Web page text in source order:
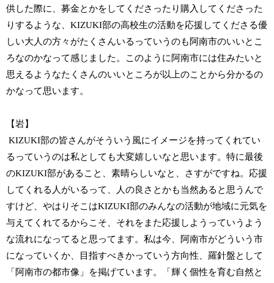
供した際に、募金とかをしてくださったり購入してくださった
りするような、KIZUKI部の高校生の活動を応援してくださる優
しい大人の方々がたくさんいるっていうのも阿南市のいいとこ
ろなのかなって感じました。このように阿南市には住みたいと
思えるようなたくさんのいいところが以上のことから分かるの
かなって思います。
【岩】
KIZUKI部の皆さんがそういう風にイメージを持ってくれてい
るっていうのは私としても大変嬉しいなと思います。特に最後
のKIZUKI部があること、素晴らしいなと、さすがですね。応援
してくれる人がいるって、人の良さとかも当然あると思うんで
すけど、やはりそこはKIZUKI部のみんなの活動が地域に元気を
与えてくれてるからこそ、それをまた応援しようっていうよう
な流れになってると思ってます。私は今、阿南市がどういう市
になっていくか、目指すべきかっていう方向性、羅針盤として
「阿南市の都市像」を掲げています。「輝く個性を育む自然と